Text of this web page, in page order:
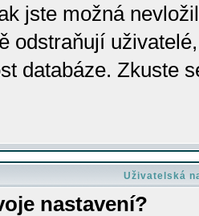
jste možná
odstraňují
databáze. Zkuste
Uživatelská
nastavení?